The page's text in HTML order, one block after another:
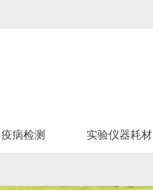
疫病检测 实验仪器耗材